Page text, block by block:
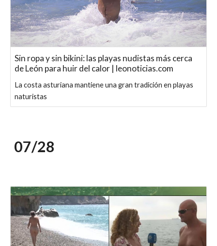
Sin ropa y sin bikini: las playas nudistas más cerca
de León para huir del calor | leonoticias.com
La costa asturiana mantiene una gran tradición en playas
naturistas
07/28